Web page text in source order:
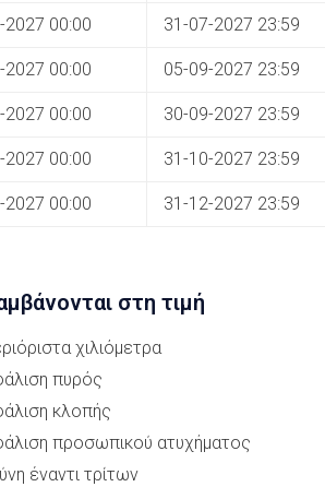
2027 00:00 31-07-2027 23:59
2027 00:00 05-09-2027 23:59
2027 00:00 30-09-2027 23:59
2027 00:00 31-10-2027 23:59
2027 00:00 31-12-2027 23:59
στη τιμή
χιλιόμετρα
πυρός
κλοπής
προσωπικού ατυχήματος
έναντι τρίτων